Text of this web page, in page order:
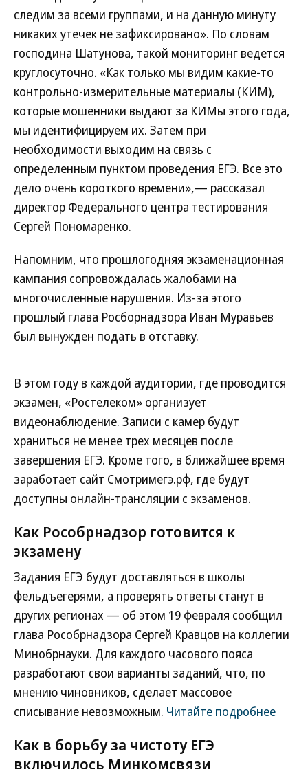
следим за всеми группами, и на данную минуту
никаких утечек не зафиксировано». По словам
господина Шатунова, такой мониторинг ведется
круглосуточно. «Как только мы видим какие-то
контрольно-измерительные материалы (КИМ),
которые мошенники выдают за КИМы этого года,
мы идентифицируем их. Затем при
необходимости выходим на связь с
определенным пунктом проведения ЕГЭ. Все это
дело очень короткого времени»,— рассказал
директор Федерального центра тестирования
Сергей Пономаренко.
Напомним, что прошлогодняя экзаменационная
кампания сопровождалась жалобами на
многочисленные нарушения. Из-за этого
прошлый глава Росборнадзора Иван Муравьев
был вынужден подать в отставку.
В этом году в каждой аудитории, где проводится
экзамен, «Ростелеком» организует
видеонаблюдение. Записи с камер будут
храниться не менее трех месяцев после
завершения ЕГЭ. Кроме того, в ближайшее время
заработает сайт Смотримегэ.рф, где будут
доступны онлайн-трансляции с экзаменов.
Как Рособрнадзор готовится к
экзамену
Задания ЕГЭ будут доставляться в школы
фельдъегерями, а проверять ответы станут в
других регионах — об этом 19 февраля сообщил
глава Рособрнадзора Сергей Кравцов на коллегии
Минобрнауки. Для каждого часового пояса
разработают свои варианты заданий, что, по
мнению чиновников, сделает массовое
списывание невозможным. Читайте подробнее
Как в борьбу за чистоту ЕГЭ
включилось Минкомсвязи